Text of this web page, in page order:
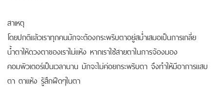
สาเหตุ
โดยปกติแล้วเราทุกคนมักจะต้องกระพริบตาอยู่สม่ำเสมอเป็นการเกลี่ย
น้ำตาให้ดวงตาของเราไม่แห้ง หากเราใช้สายตาในการจ้องมอง
คอมพิวเตอร์เป็นเวลานาน มักจะไม่ค่อยกระพริบตา จึงทำให้มีอาการแสบ
ตา ตาแห้ง รู้สึกฝืดๆในตา